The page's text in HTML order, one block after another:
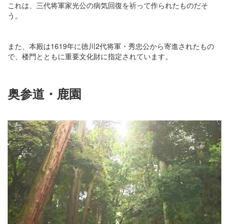
これは、三代将軍家光公の病気回復を祈って作られたものだそ
う。
また、本殿は1619年に徳川2代将軍・秀忠公から寄進されたもの
で、楼門とともに重要文化財に指定されています。
奥参道・鹿園